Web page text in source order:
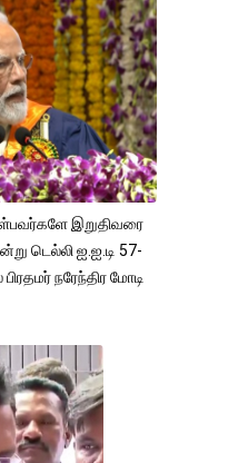
இறுதிவரை
டெல்லி ஐ.ஐ.டி 57-
நரேந்திர மோடி